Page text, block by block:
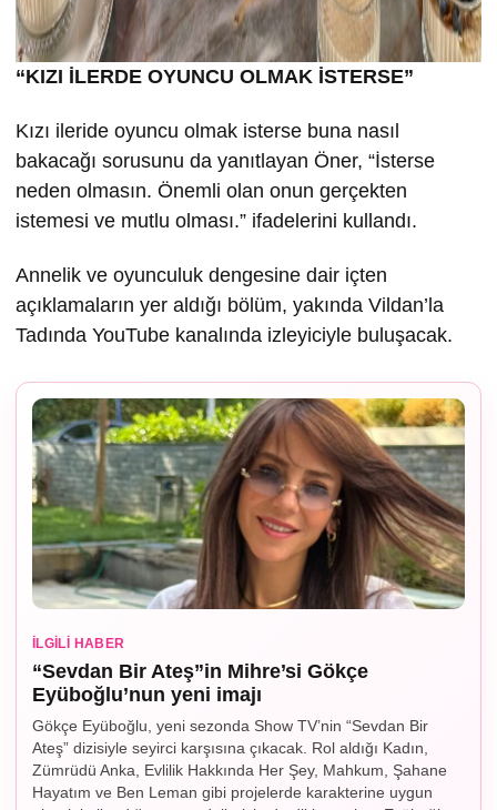
“KIZI İLERDE OYUNCU OLMAK İSTERSE”
Kızı ileride oyuncu olmak isterse buna nasıl
bakacağı sorusunu da yanıtlayan Öner, “İsterse
neden olmasın. Önemli olan onun gerçekten
istemesi ve mutlu olması.” ifadelerini kullandı.
Annelik ve oyunculuk dengesine dair içten
açıklamaların yer aldığı bölüm, yakında Vildan’la
Tadında YouTube kanalında izleyiciyle buluşacak.
İLGILI HABER
“Sevdan Bir Ateş”in Mihre’si Gökçe
Eyüboğlu’nun yeni imajı
Gökçe Eyüboğlu, yeni sezonda Show TV’nin “Sevdan Bir
Ateş” dizisiyle seyirci karşısına çıkacak. Rol aldığı Kadın,
Zümrüdü Anka, Evlilik Hakkında Her Şey, Mahkum, Şahane
Hayatım ve Ben Leman gibi projelerde karakterine uygun